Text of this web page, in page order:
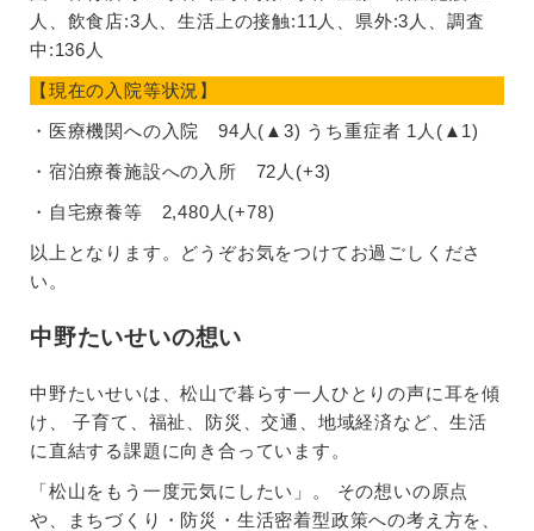
人、飲食店:3人、生活上の接触:11人、県外:3人、調査
中:136人
【現在の入院等状況】
・医療機関への入院 94人(▲3) うち重症者 1人(▲1)
・宿泊療養施設への入所 72人(+3)
・自宅療養等 2,480人(+78)
以上となります。どうぞお気をつけてお過ごしくださ
い。
中野たいせいの想い
中野たいせいは、松山で暮らす一人ひとりの声に耳を傾
け、 子育て、福祉、防災、交通、地域経済など、生活
に直結する課題に向き合っています。
「松山をもう一度元気にしたい」。 その想いの原点
や、まちづくり・防災・生活密着型政策への考え方を、